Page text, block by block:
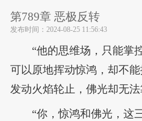
第789章 恶极反转
发布时间： 2024-08-25 11:56:43
“他的思维场，只能掌
可以原地挥动惊鸿，却不
发动火焰轮止，佛光却无法
“你，惊鸿和佛光，这